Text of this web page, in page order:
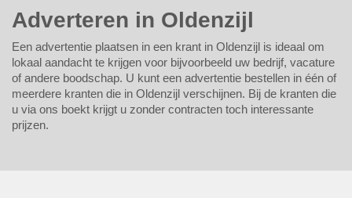
Adverteren in Oldenzijl
Een advertentie plaatsen in een krant in Oldenzijl is ideaal om
lokaal aandacht te krijgen voor bijvoorbeeld uw bedrijf, vacature
of andere boodschap. U kunt een advertentie bestellen in één of
meerdere kranten die in Oldenzijl verschijnen. Bij de kranten die
u via ons boekt krijgt u zonder contracten toch interessante
prijzen.